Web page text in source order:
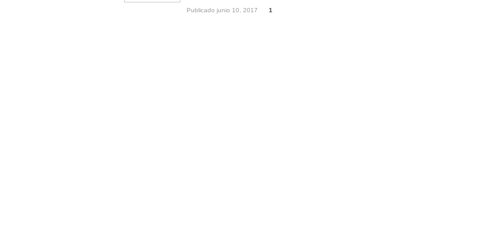
Publicado junio 10, 2017 1